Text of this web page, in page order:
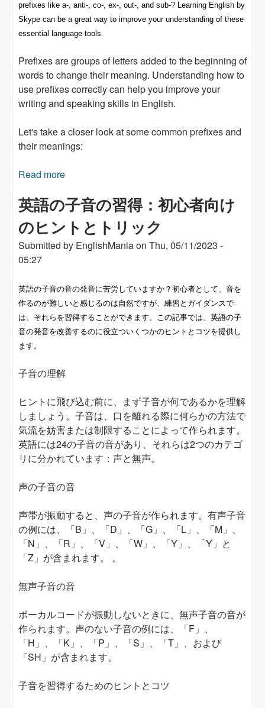
prefixes like a-, anti-, co-, ex-, out-, and sub-? Learning English by
Skype can be a great way to improve your understanding of these
essential language tools.
Prefixes are groups of letters added to the beginning of
words to change their meaning. Understanding how to
use prefixes correctly can help you improve your
writing and speaking skills in English.
Let's take a closer look at some common prefixes and
their meanings:
Read more
英語の子音の習得：初心者向け
のヒントとトリック
Submitted by EnglishManiaon Thu, 05/11/2023 -
05:27
英語の子音の音の発音に苦労していますか？初心者として、音を
作るのが難しいと感じるのは自然ですが、練習とガイダンスで
は、それらを習得することができます。この記事では、英語の子
音の発音を改善するのに役立ついくつかのヒントとコツを提供し
ます。
子音の理解
ヒントに飛び込む前に、まず子音が何であるかを理解
しましょう。子音は、口を離れる際に何らかの方法で
気流を妨害または制限することによって作られます。
英語には24の子音の音があり、それらは2つのカテゴ
リに分かれています：声と無声。
声の子音の音
声帯が振動すると、声の子音が作られます。有声子音
の例には、「B」、「D」、「G」、「L」、「M」、
「N」、「R」、「V」、「W」、「Y」、「Y」と
「Z」が含まれます。 。
無声子音の音
ボーカルコードが振動しないときに、無声子音の音が
作られます。声のない子音の例には、「F」、
「H」、「K」、「P」、「S」、「T」、および
「SH」が含まれます。
子音を習得するためのヒントとコツ